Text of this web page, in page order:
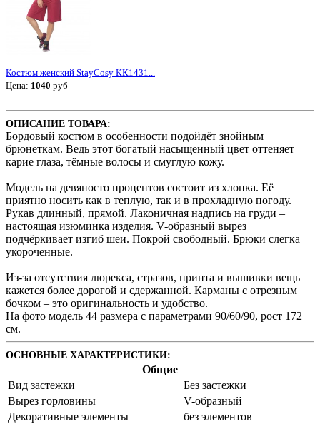
Костюм женский StayCosy КК1431...
Цена: 1040 руб
ОПИСАНИЕ ТОВАРА:
Бордовый костюм в особенности подойдёт знойным
брюнеткам. Ведь этот богатый насыщенный цвет оттеняет
карие глаза, тёмные волосы и смуглую кожу.
Модель на девяносто процентов состоит из хлопка. Её
приятно носить как в теплую, так и в прохладную погоду.
Рукав длинный, прямой. Лаконичная надпись на груди –
настоящая изюминка изделия. V-образный вырез
подчёркивает изгиб шеи. Покрой свободный. Брюки слегка
укороченные.
Из-за отсутствия люрекса, стразов, принта и вышивки вещь
кажется более дорогой и сдержанной. Карманы с отрезным
бочком – это оригинальность и удобство.
На фото модель 44 размера с параметрами 90/60/90, рост 172
см.
ОСНОВНЫЕ ХАРАКТЕРИСТИКИ:
Общие
Вид застежки
Без застежки
Вырез горловины
V-образный
Декоративные элементы
без элементов